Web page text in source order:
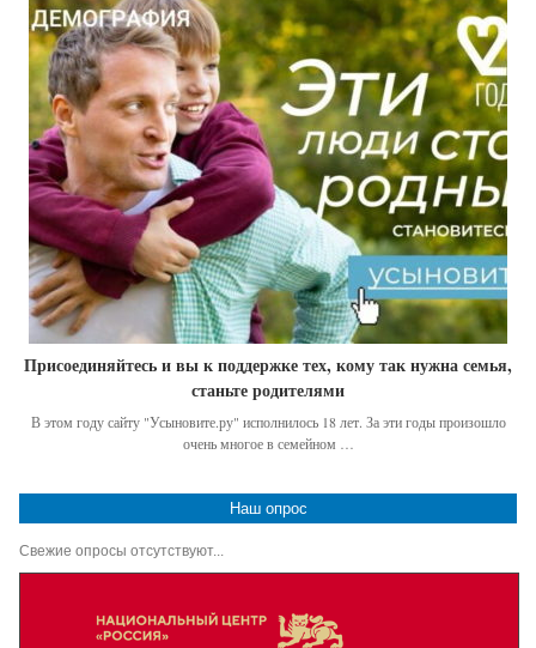
Присоединяйтесь и вы к поддержке тех, кому так нужна семья,
станьте родителями
В этом году сайту "Усыновите.ру" исполнилось 18 лет. За эти годы произошло
очень многое в семейном …
Наш опрос
Свежие опросы отсутствуют...